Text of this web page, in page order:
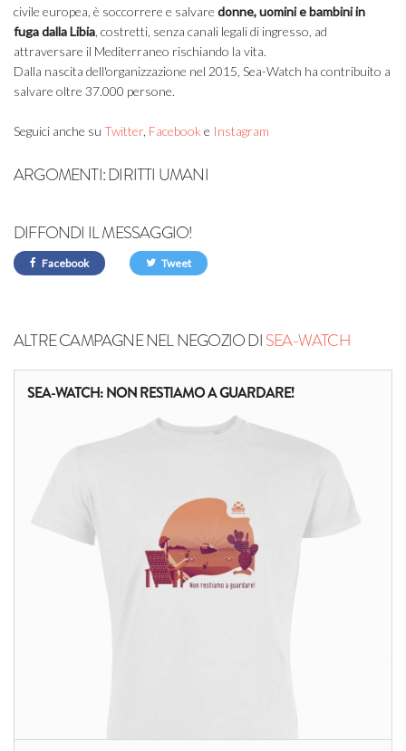
civile europea, è soccorrere e salvare donne, uomini e bambini in
fuga dalla Libia , costretti, senza canali legali di ingresso, ad
attraversare il Mediterraneo rischiando la vita.
Dalla nascita dell'organizzazione nel 2015, Sea-Watch ha contribuito a
salvare oltre 37.000 persone.
Seguici anche su Twitter, Facebook e Instagram
ARGOMENTI:DIRITTI UMANI
DIFFONDI IL MESSAGGIO!
Facebook Tweet
ALTRE CAMPAGNE NEL NEGOZIO DISEA-WATCH
SEA-WATCH: NON RESTIAMO A GUARDARE!